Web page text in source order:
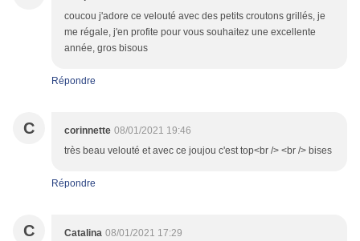
coucou j'adore ce velouté avec des petits croutons grillés, je
me régale, j'en profite pour vous souhaitez une excellente
année, gros bisous
Répondre
C corinnette 08/01/2021 19:46
très beau velouté et avec ce joujou c'est top<br /> <br /> bises
Répondre
C Catalina 08/01/2021 17:29